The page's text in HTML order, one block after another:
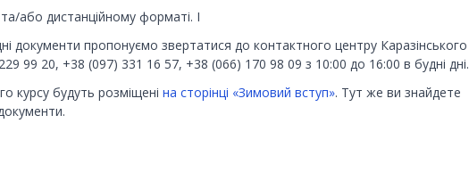
або дистанційному форматі. І
документи пропонуємо звертатися до контактного центру Каразінського
99 20, +38 (097) 331 16 57, +38 (066) 170 98 09 з 10:00 до 16:00 в будні дні.
курсу будуть розміщені на сторінці «Зимовий вступ». Тут же ви знайдете